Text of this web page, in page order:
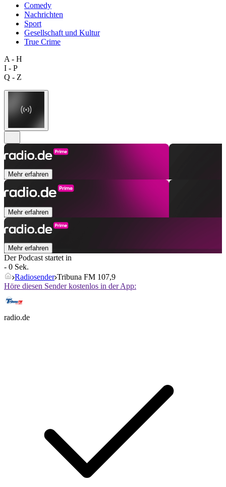
Comedy
Nachrichten
Sport
Gesellschaft und Kultur
True Crime
A - H
I - P
Q - Z
Mehr erfahren
Mehr erfahren
Mehr erfahren
Der Podcast startet in
- 0 Sek.
Radiosender Tribuna FM 107,9
Höre diesen Sender kostenlos in der App:
radio.de